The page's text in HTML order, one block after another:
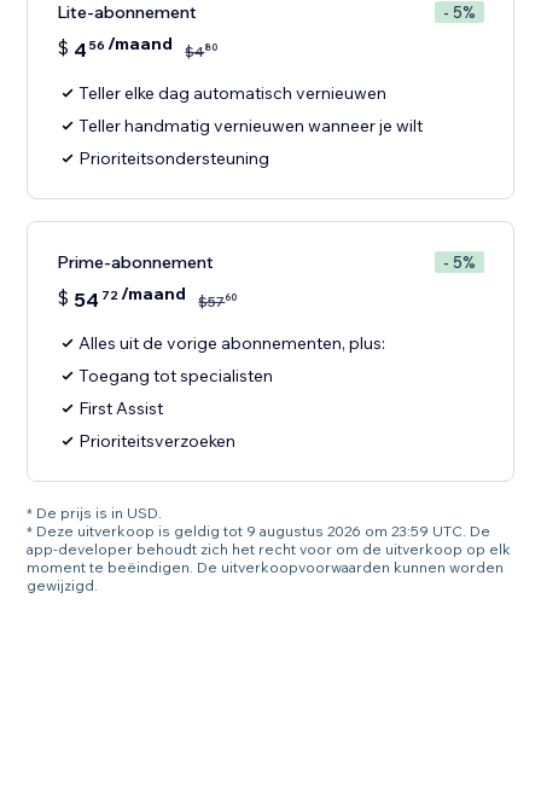
Lite-abonnement - 5%
$ 4 56 /maand $480
Teller elke dag automatisch vernieuwen
Teller handmatig vernieuwen wanneer je wilt
Prioriteitsondersteuning
Prime-abonnement - 5%
$ 54 72/maand $5760
Alles uit de vorige abonnementen, plus:
Toegang tot specialisten
First Assist
Prioriteitsverzoeken
* De prijs is in USD.
* Deze uitverkoop is geldig tot 9 augustus 2026 om 23:59 UTC. De
app-developer behoudt zich het recht voor om de uitverkoop op elk
moment te beëindigen. De uitverkoopvoorwaarden kunnen worden
gewijzigd.